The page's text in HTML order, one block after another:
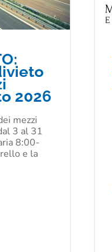
2026
mezzi
3 al 31
8:00-
e la